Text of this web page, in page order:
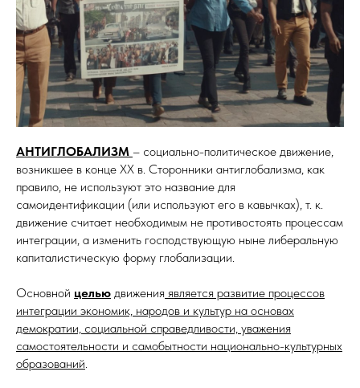
АНТИГЛОБАЛИЗМ – социально-политическое движение,
возникшее в конце ХХ в. Сторонники антиглобализма, как
правило, не используют это название для
самоидентификации (или используют его в кавычках), т. к.
движение считает необходимым не противостоять процессам
интеграции, а изменить господствующую ныне либеральную
капиталистическую форму глобализации.
Основной целью движения является развитие процессов
интеграции экономик, народов и культур на основах
демократии, социальной справедливости, уважения
самостоятельности и самобытности национально-культурных
образований.